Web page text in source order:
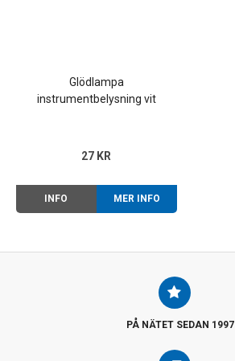
Glödlampa
instrumentbelysning vit
27 KR
INFO MER INFO
PÅ NÄTET SEDAN 1997